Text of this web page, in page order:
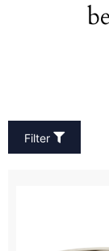
Filter